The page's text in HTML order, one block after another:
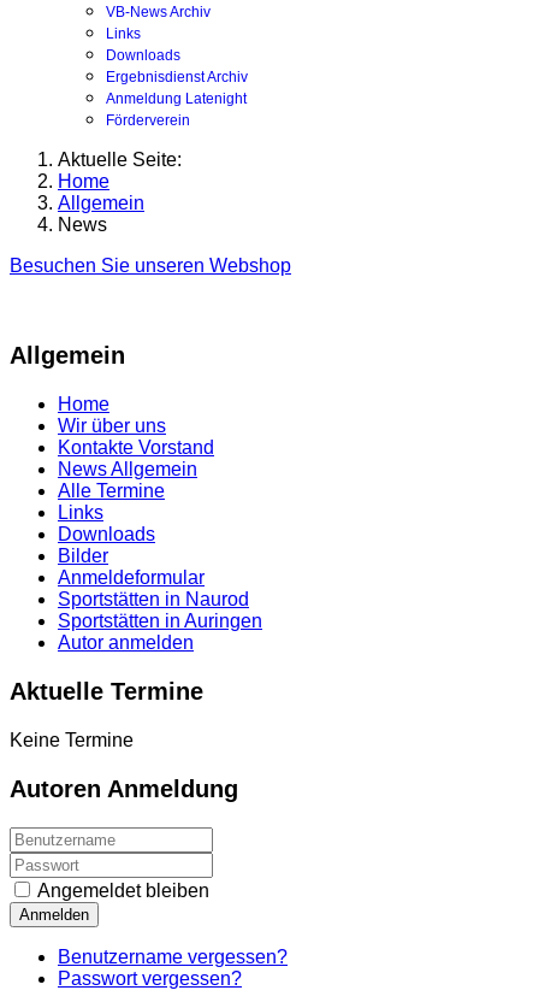
VB-News Archiv
Links
Downloads
Ergebnisdienst Archiv
Anmeldung Latenight
Förderverein
Aktuelle Seite:
Home
Allgemein
News
Besuchen Sie unseren Webshop
Allgemein
Home
Wir über uns
Kontakte Vorstand
News Allgemein
Alle Termine
Links
Downloads
Bilder
Anmeldeformular
Sportstätten in Naurod
Sportstätten in Auringen
Autor anmelden
Aktuelle Termine
Keine Termine
Autoren Anmeldung
Angemeldet bleiben
Anmelden
Benutzername vergessen?
Passwort vergessen?